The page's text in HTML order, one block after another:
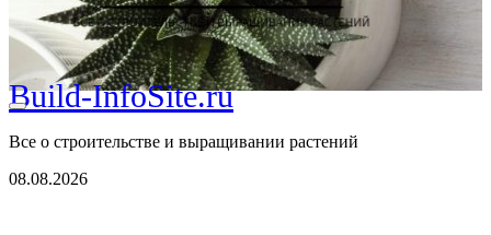
Build-InfoSite.ru
Все о строительстве и выращивании растений
08.08.2026